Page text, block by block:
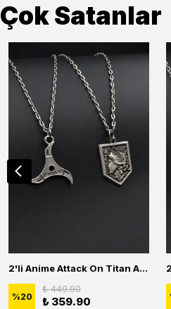
Çok Satanlar
2'li Anime Attack On Titan Acrylic Maria Anime Naruto Erkek Kadın Kolye Seti
%20
₺ 449.90
₺ 359.90